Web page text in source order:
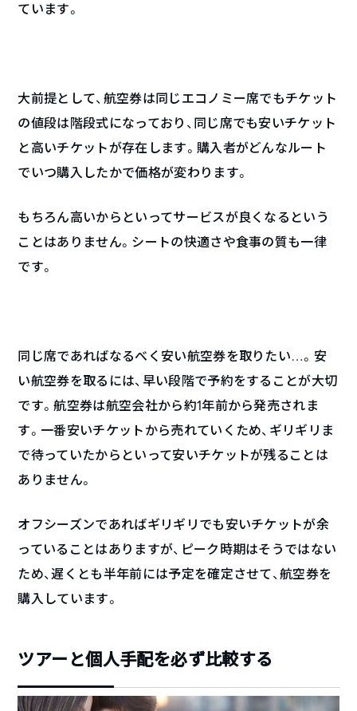
ています。
大前提として、航空券は同じエコノミー席でもチケット
の値段は階段式になっており、同じ席でも安いチケット
と高いチケットが存在します。購入者がどんなルート
でいつ購入したかで価格が変わります。
もちろん高いからといってサービスが良くなるという
ことはありません。シートの快適さや食事の質も一律
です。
同じ席であればなるべく安い航空券を取りたい…。安
い航空券を取るには、早い段階で予約をすることが大切
です。航空券は航空会社から約1年前から発売されま
す。一番安いチケットから売れていくため、ギリギリま
で待っていたからといって安いチケットが残ることは
ありません。
オフシーズンであればギリギリでも安いチケットが余
っていることはありますが、ピーク時期はそうではない
ため、遅くとも半年前には予定を確定させて、航空券を
購入しています。
ツアーと個人手配を必ず比較する